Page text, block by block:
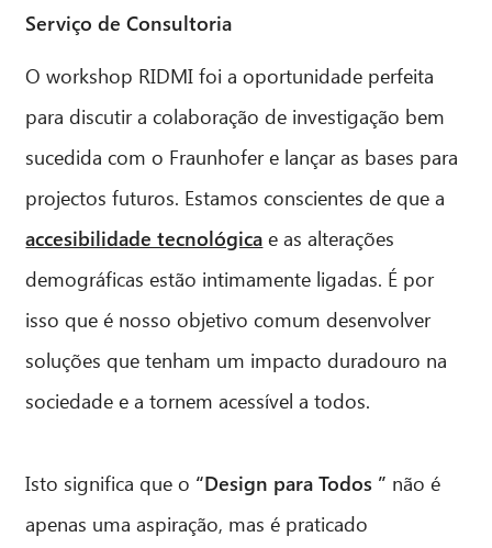
Serviço de Consultoria
O workshop RIDMI foi a oportunidade perfeita
para discutir a colaboração de investigação bem
sucedida com o Fraunhofer e lançar as bases para
projectos futuros. Estamos conscientes de que a
accesibilidade tecnológica e as alterações
demográficas estão intimamente ligadas. É por
isso que é nosso objetivo comum desenvolver
soluções que tenham um impacto duradouro na
sociedade e a tornem acessível a todos.
Isto significa que o “Design para Todos ” não é
apenas uma aspiração, mas é praticado